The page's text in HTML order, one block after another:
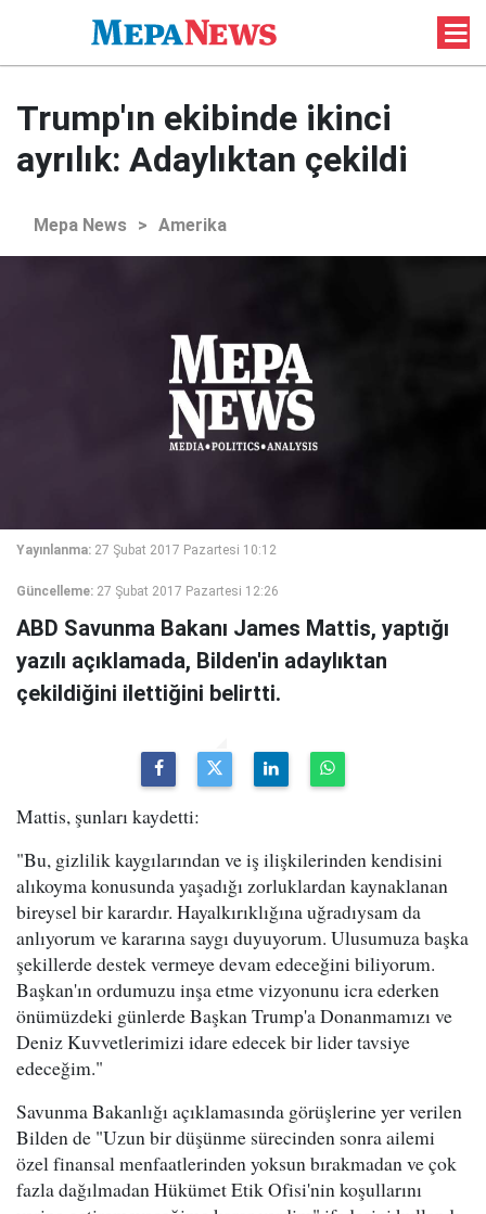
Trump'ın ekibinde ikinci
ayrılık: Adaylıktan çekildi
Mepa News > Amerika
Yayınlanma: 27 Şubat 2017 Pazartesi 10:12
Güncelleme: 27 Şubat 2017 Pazartesi 12:26
ABD Savunma Bakanı James Mattis, yaptığı
yazılı açıklamada, Bilden'in adaylıktan
çekildiğini ilettiğini belirtti.
Mattis, şunları kaydetti:
"Bu, gizlilik kaygılarından ve iş ilişkilerinden kendisini
alıkoyma konusunda yaşadığı zorluklardan kaynaklanan
bireysel bir karardır. Hayalkırıklığına uğradıysam da
anlıyorum ve kararına saygı duyuyorum. Ulusumuza başka
şekillerde destek vermeye devam edeceğini biliyorum.
Başkan'ın ordumuzu inşa etme vizyonunu icra ederken
önümüzdeki günlerde Başkan Trump'a Donanmamızı ve
Deniz Kuvvetlerimizi idare edecek bir lider tavsiye
edeceğim."
Savunma Bakanlığı açıklamasında görüşlerine yer verilen
Bilden de "Uzun bir düşünme sürecinden sonra ailemi
özel finansal menfaatlerinden yoksun bırakmadan ve çok
fazla dağılmadan Hükümet Etik Ofisi'nin koşullarını